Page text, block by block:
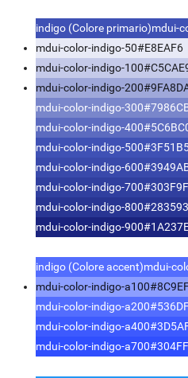
indigo (Colore primario)mdui-
mdui-color-indigo-50#E8EAF6
mdui-color-indigo-100
mdui-color-indigo-200
mdui-color-indigo-300
mdui-color-indigo-400
mdui-color-indigo-500
mdui-color-indigo-600
mdui-color-indigo-700#303F9F
mdui-color-indigo-800#283593
mdui-color-indigo-900
indigo (Colore accent)mdui-
mdui-color-indigo-a100
mdui-color-indigo-a200
mdui-color-indigo-a400
mdui-color-indigo-a700